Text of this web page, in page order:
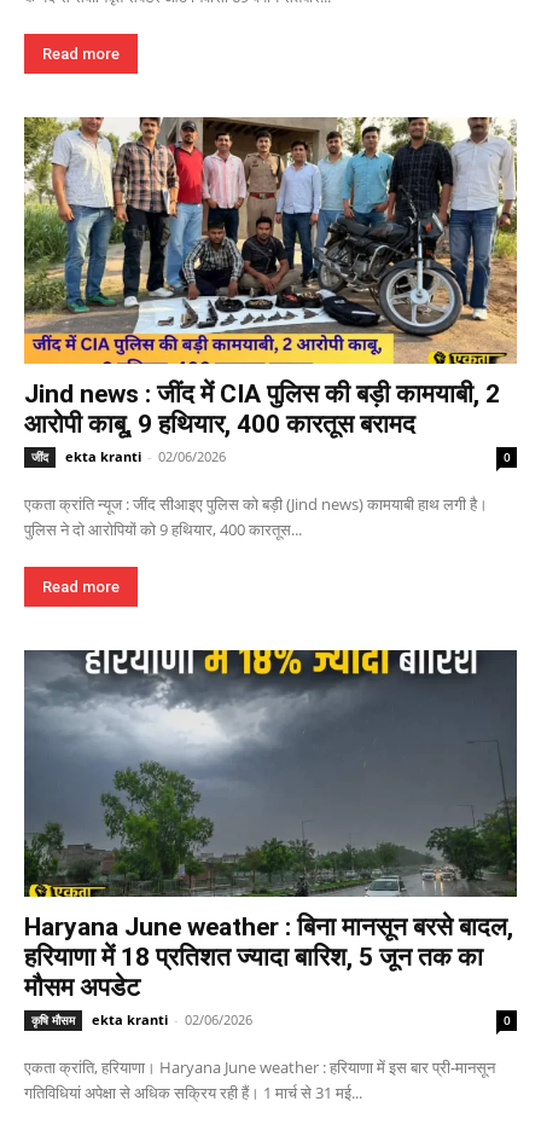
Read more
Jind news : जींद में CIA पुलिस की बड़ी कामयाबी, 2
आरोपी काबू, 9 हथियार, 400 कारतूस बरामद
जींद ekta kranti - 02/06/2026 0
एकता क्रांति न्यूज : जींद सीआइए पुलिस को बड़ी (Jind news) कामयाबी हाथ लगी है।
पुलिस ने दो आरोपियों को 9 हथियार, 400 कारतूस...
Read more
Haryana June weather : बिना मानसून बरसे बादल,
हरियाणा में 18 प्रतिशत ज्यादा बारिश, 5 जून तक का
मौसम अपडेट
कृषि मौसम ekta kranti - 02/06/2026 0
एकता क्रांति, हरियाणा। Haryana June weather : हरियाणा में इस बार प्री-मानसून
गतिविधियां अपेक्षा से अधिक सक्रिय रही हैं। 1 मार्च से 31 मई...